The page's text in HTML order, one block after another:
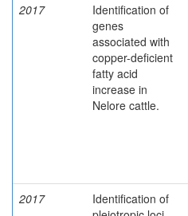
2017
Identification of
genes
associated with
copper-deficient
fatty acid
increase in
Nelore cattle.
2017
Identification of